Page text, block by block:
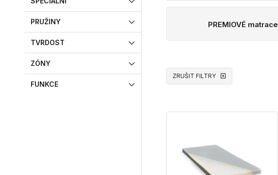
PRUŽINY
TVRDOST
ZÓNY
FUNKCE
PREMIOVÉ matrace
ZRUŠIT FILTRY